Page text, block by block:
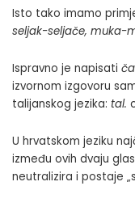
Isto tako imamo
seljak-seljače, muka-
Ispravno je napisati
izvornom izgovoru
talijanskog jezika: tal.
U hrvatskom jeziku
između ovih dvaju
neutralizira i postaje